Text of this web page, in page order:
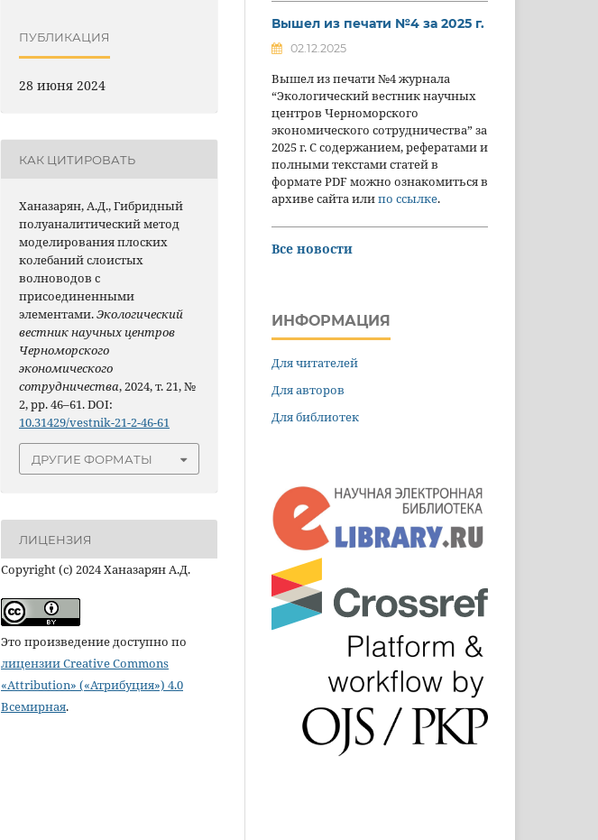
ПУБЛИКАЦИЯ
28 июня 2024
КАК ЦИТИРОВАТЬ
Ханазарян, А.Д., Гибридный
полуаналитический метод
моделирования плоских
колебаний слоистых
волноводов с
присоединенными
элементами.Экологический
вестник научных центров
Черноморского
экономического
сотрудничества, 2024, т. 21, №
2, pp. 46–61. DOI:
10.31429/vestnik-21-2-46-61
ДРУГИЕ ФОРМАТЫ
ЛИЦЕНЗИЯ
Copyright (c) 2024 Ханазарян А.Д.
Это произведение доступно по
лицензии Creative Commons
«Attribution» («Атрибуция») 4.0
Всемирная.
Вышел из печати №4 за 2025 г.
02.12.2025
Вышел из печати №4 журнала
“Экологический вестник научных
центров Черноморского
экономического сотрудничества” за
2025 г. С содержанием, рефератами и
полными текстами статей в
формате PDF можно ознакомиться в
архиве сайта илипо ссылке.
Все новости
ИНФОРМАЦИЯ
Для читателей
Для авторов
Для библиотек